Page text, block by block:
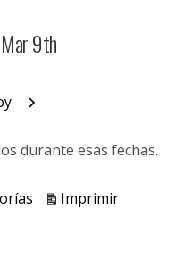
9th
Siguiente
durante esas fechas.
ImprimirVistas